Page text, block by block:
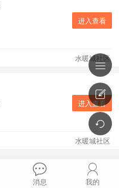
水暖城社区
进入查看
水暖城社区
进入查看

消息

我的


